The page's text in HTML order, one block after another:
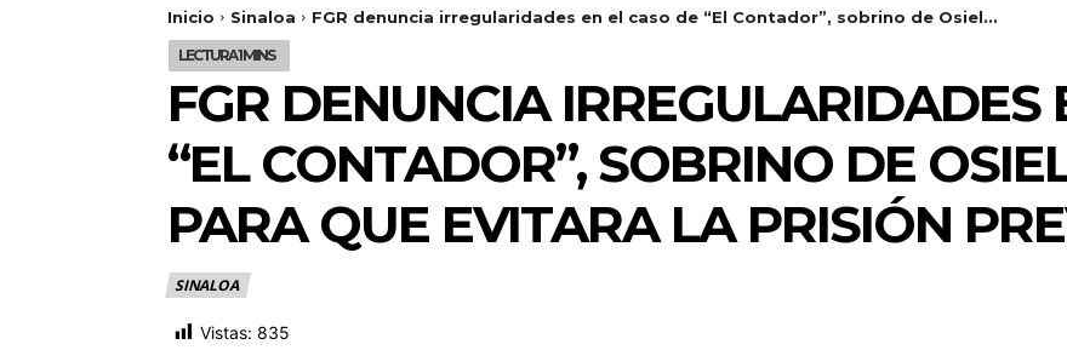
Inicio Sinaloa FGR denuncia irregularidades en el caso de “El Contador”, sobrino de Osiel...
FGR DENUNCIA IRREGULARIDADES
“EL CONTADOR”, SOBRINO DE
PARA QUE EVITARA LA PRISIÓN
SINALOA
Vistas: 835